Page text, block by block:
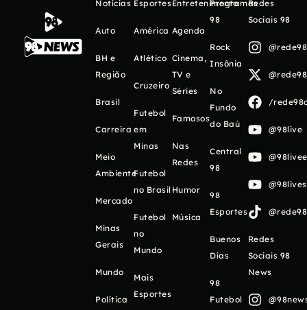
Notícias
Auto
BH e
Região
Brasil
Carreira
Meio
Ambiente
Mercado
Minas
Gerais
Mundo
Política
Esportes
América
Atlético
Cruzeiro
Futebol
em
Minas
Futebol
no Brasil
Futebol
no
Mundo
Mais
Esportes
Entretenimento
Agenda
Cinema,
TV e
Séries
Famosos
Nas
Redes
Humor
Música
Programas
98
Rock
Insônia
No
Fundo
do Baú
Central
98
98
Esportes
Buenos
Días
98
Futebol
Redes
Sociais 98
/
@98live
Redes
Sociais 98
News